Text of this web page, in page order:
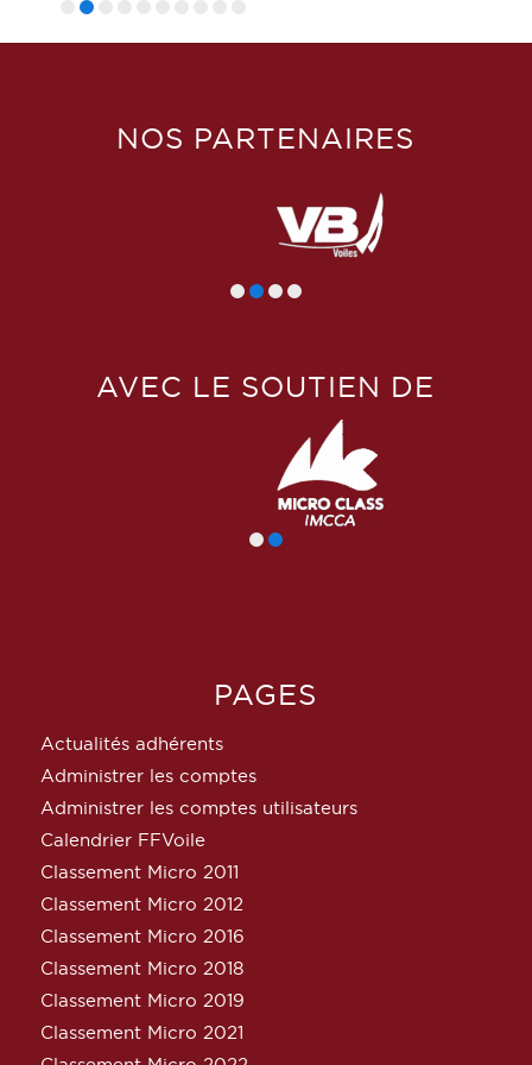
NOS PARTENAIRES
AVEC LE SOUTIEN DE
PAGES
Actualités adhérents
Administrer les comptes
Administrer les comptes utilisateurs
Calendrier FFVoile
Classement Micro 2011
Classement Micro 2012
Classement Micro 2016
Classement Micro 2018
Classement Micro 2019
Classement Micro 2021